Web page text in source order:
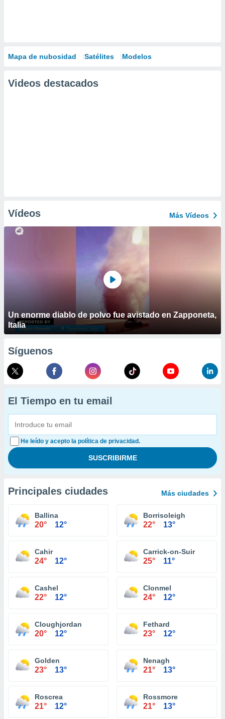
Mapa de nubosidad Satélites Modelos
Videos destacados
Vídeos Más Vídeos
Un enorme diablo de polvo fue avistado en Zapponeta,
Italia
Síguenos
El Tiempo en tu email
He leído y acepto la política de privacidad.
Principales ciudades Más ciudades
Ballina
20° 12°
Borrisoleigh
22° 13°
Cahir
24° 12°
Carrick-on-Suir
25° 11°
Cashel
22° 12°
Clonmel
24° 12°
Cloughjordan
20° 12°
Fethard
23° 12°
Golden
23° 13°
Nenagh
21° 13°
Roscrea
21° 12°
Rossmore
21° 13°